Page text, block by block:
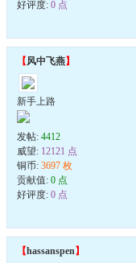
好评度: 0 点
【风中飞燕】
新手上路
发帖: 4412
威望: 12121 点
铜币: 3697 枚
贡献值: 0 点
好评度: 0 点
【hassanspen】